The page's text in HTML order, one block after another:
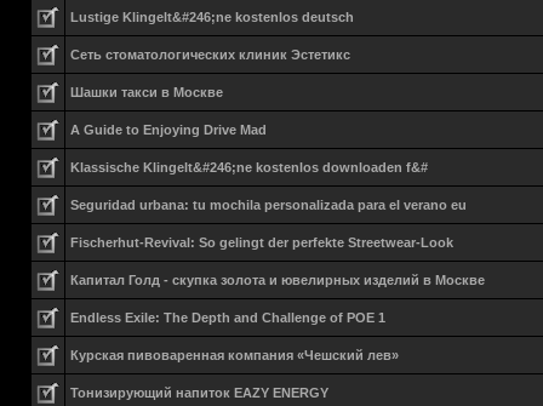
Lustige Klingelt&#246;ne kostenlos deutsch
Сеть стоматологических клиник Эстетикс
Шашки такси в Москве
A Guide to Enjoying Drive Mad
Klassische Klingelt&#246;ne kostenlos downloaden f&#
Seguridad urbana: tu mochila personalizada para el verano eu
Fischerhut-Revival: So gelingt der perfekte Streetwear-Look
Капитал Голд - скупка золота и ювелирных изделий в Москве
Endless Exile: The Depth and Challenge of POE 1
Курская пивоваренная компания «Чешский лев»
Тонизирующий напиток EAZY ENERGY